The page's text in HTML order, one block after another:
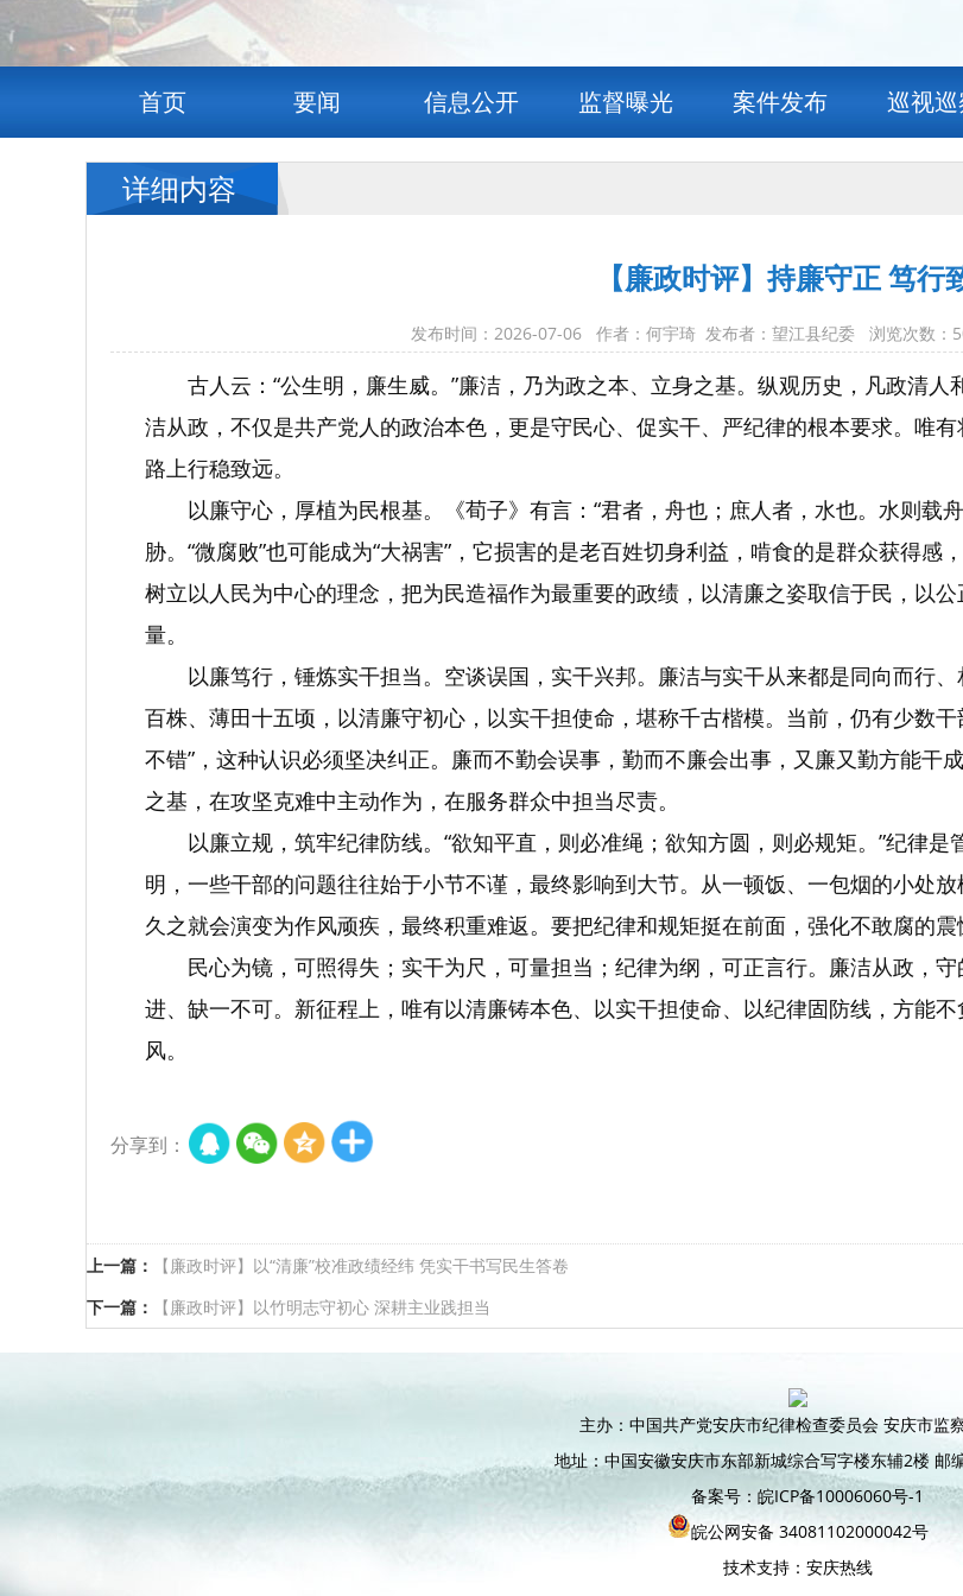
首页 要闻 信息公开 监督曝光 案件发布 巡视
详细内容
【廉政时评】持廉守正 笃行
发布时间：2026-07-06 作者：何宇琦 发布者：望江县纪委 浏览次数：
古人云：“公生明，廉生威。”廉洁，乃为政之本、立身之基。纵观历史，凡政清
洁从政，不仅是共产党人的政治本色，更是守民心、促实干、严纪律的根本要求。唯
路上行稳致远。
以廉守心，厚植为民根基。《荀子》有言：“君者，舟也；庶人者，水也。水则载
胁。“微腐败”也可能成为“大祸害”，它损害的是老百姓切身利益，啃食的是群众获得
树立以人民为中心的理念，把为民造福作为最重要的政绩，以清廉之姿取信于民，以
量。
以廉笃行，锤炼实干担当。空谈误国，实干兴邦。廉洁与实干从来都是同向而行
百株、薄田十五顷，以清廉守初心，以实干担使命，堪称千古楷模。当前，仍有少数干
不错”，这种认识必须坚决纠正。廉而不勤会误事，勤而不廉会出事，又廉又勤方能干
之基，在攻坚克难中主动作为，在服务群众中担当尽责。
以廉立规，筑牢纪律防线。“欲知平直，则必准绳；欲知方圆，则必规矩。”纪律
明，一些干部的问题往往始于小节不谨，最终影响到大节。从一顿饭、一包烟的小处
久之就会演变为作风顽疾，最终积重难返。要把纪律和规矩挺在前面，强化不敢腐的
民心为镜，可照得失；实干为尺，可量担当；纪律为纲，可正言行。廉洁从政，
进、缺一不可。新征程上，唯有以清廉铸本色、以实干担使命、以纪律固防线，方能
风。
分享到：
上一篇：
【廉政时评】以“清廉”校准政绩经纬 凭实干书写民生答卷
下一篇：
【廉政时评】以竹明志守初心 深耕主业践担当
主办：中国共产党安庆市纪律检查委员会 安庆市监
地址：中国安徽安庆市东部新城综合写字楼东辅2楼 邮
备案号：皖ICP备10006060号-1
皖公网安备 34081102000042号
技术支持：安庆热线